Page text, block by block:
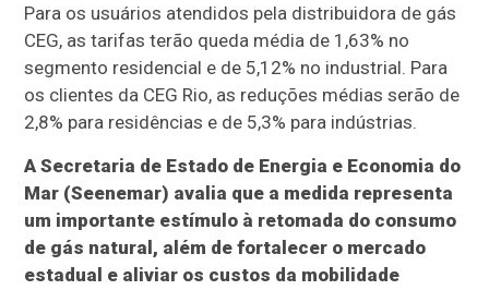
Para os usuários atendidos pela distribuidora de gás
CEG, as tarifas terão queda média de 1,63% no
segmento residencial e de 5,12% no industrial. Para
os clientes da CEG Rio, as reduções médias serão de
2,8% para residências e de 5,3% para indústrias.
A Secretaria de Estado de Energia e Economia do
Mar (Seenemar) avalia que a medida representa
um importante estímulo à retomada do consumo
de gás natural, além de fortalecer o mercado
estadual e aliviar os custos da mobilidade